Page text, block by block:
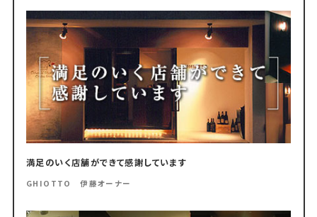
満足のいく店舗ができて感謝しています
GHIOTTO 伊藤オーナー